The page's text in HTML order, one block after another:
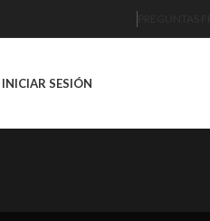
INICIAR SESIÓN